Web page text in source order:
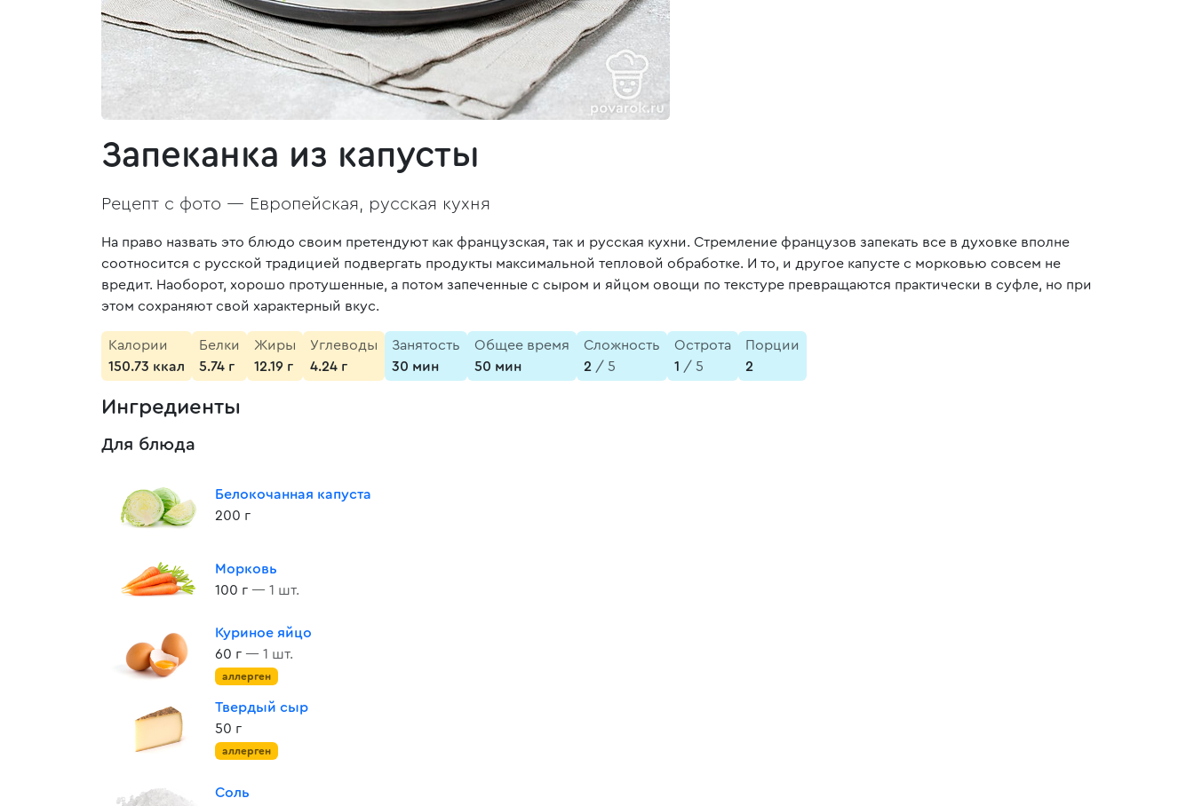
Запеканка из капусты
Рецепт с фото — Европейская, русская кухня
На право назвать это блюдо своим претендуют как французская, так и русская кухни. Стремление французов запекать все в духовке вполне
соотносится с русской традицией подвергать продукты максимальной тепловой обработке. И то, и другое капусте с морковью совсем не
вредит. Наоборот, хорошо протушенные, а потом запеченные с сыром и яйцом овощи по текстуре превращаются практически в суфле, но при
этом сохраняют свой характерный вкус.
Калории
150.73 ккал
Белки
5.74 г
Жиры
12.19 г
Углеводы
4.24 г
Занятость
30 мин
Общее время
50 мин
Сложность
2 / 5
Острота
1 / 5
Порции
2
Ингредиенты
Для блюда
Белокочанная капуста
200 г
Морковь
100 г — 1 шт.
Куриное яйцо
60 г — 1 шт.
аллерген
Твердый сыр
50 г
аллерген
Соль